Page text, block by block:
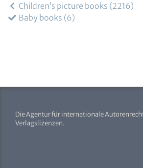
Children’s picture books 2216
Baby books 6
Die Agentur für internationale
Verlagslizenzen.